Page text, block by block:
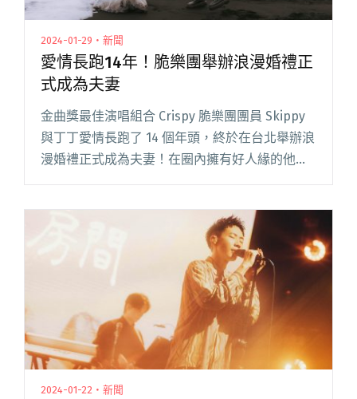
2024-01-29・新聞
愛情長跑14年！脆樂團舉辦浪漫婚禮正
式成為夫妻
金曲獎最佳演唱組合 Crispy 脆樂團團員 Skippy
與丁丁愛情長跑了 14 個年頭，終於在台北舉辦浪
漫婚禮正式成為夫妻！在圈內擁有好人緣的他
們，迎來許多星友到場祝福：金曲歌后魏如萱、
友廷、羅閱讀全文 "愛情長跑14年！脆樂團舉辦
2024-01-22・新聞